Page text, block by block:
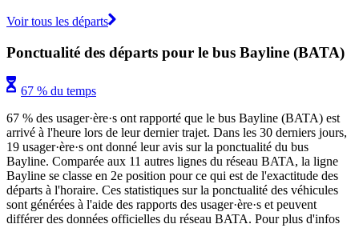
Voir tous les départs
Ponctualité des départs pour le bus Bayline (BATA)
67 % du temps
67 % des usager·ère·s ont rapporté que le bus Bayline (BATA) est
arrivé à l'heure lors de leur dernier trajet. Dans les 30 derniers jours,
19 usager·ère·s ont donné leur avis sur la ponctualité du bus
Bayline. Comparée aux 11 autres lignes du réseau BATA, la ligne
Bayline se classe en 2e position pour ce qui est de l'exactitude des
départs à l'horaire. Ces statistiques sur la ponctualité des véhicules
sont générées à l'aide des rapports des usager·ère·s et peuvent
différer des données officielles du réseau BATA. Pour plus d'infos